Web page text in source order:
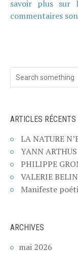
savoir plus sur
commentaires
ARTICLES RÉCENTS
LA NATURE
YANN
PHILIPPE
VALERIE
Manifeste
ARCHIVES
mai 2026